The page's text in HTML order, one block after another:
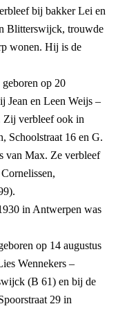
bij bakker Lei en
Blitterswijck, trouwde
wonen. Hij is de
op 20
Jean en Leen Weijs –
Zij verbleef ook in
Schoolstraat 16 en G.
van Max. Ze verbleef
in Antwerpen was
op 14 augustus
Wennekers –
(B 61) en bij de
29 in